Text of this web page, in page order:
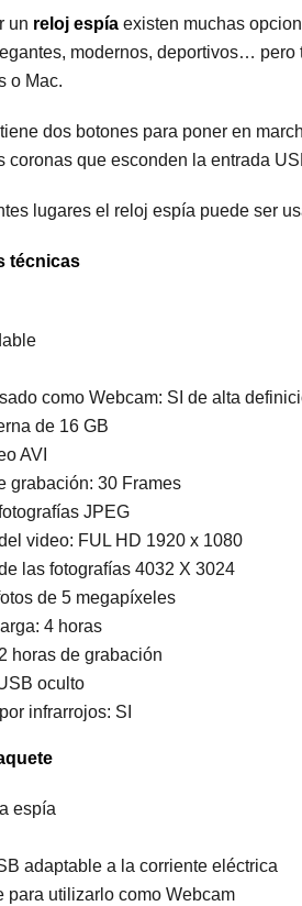
un reloj espía existen muchas
modernos, deportivos…
o Mac.
tiene dos botones para poner en
coronas que esconden la entrada
lugares el reloj espía puede ser
técnicas
como Webcam: SI de alta
de 16 GB
AVI
grabación: 30 Frames
JPEG
video: FUL HD 1920 x 1080
las fotografías 4032 X 3024
de 5 megapíxeles
4 horas
horas de grabación
oculto
infrarrojos: SI
espía
adaptable a la corriente eléctrica
para utilizarlo como Webcam